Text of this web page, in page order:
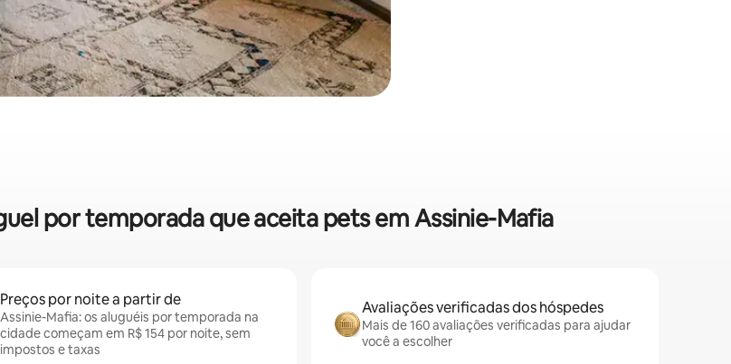
por temporada que aceita pets em Assinie-Mafia
Preços por noite a partir de
Assinie-Mafia: os aluguéis por temporada na
cidade começam em R$ 154 por noite, sem
impostos e taxas
Avaliações verificadas dos hóspedes
Mais de 160 avaliações verificadas para ajudar
você a escolher